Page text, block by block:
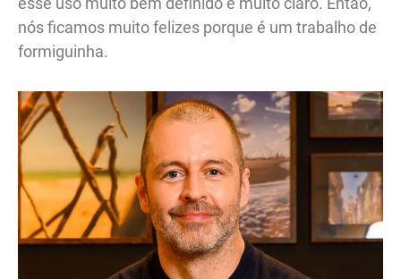
nós ficamos muito felizes porque é um trabalho de
formiguinha.